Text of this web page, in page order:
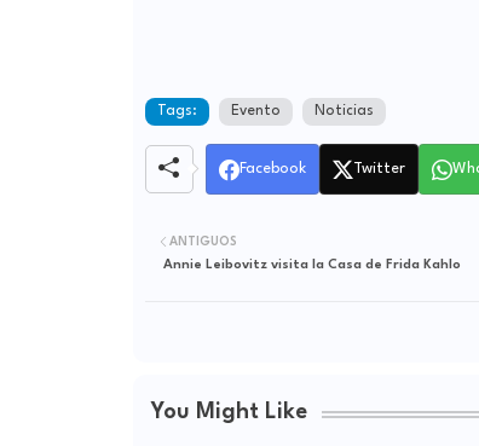
Tags: Evento Noticias
Facebook Twitter
ANTIGUOS
Annie Leibovitz visita la Casa de Frida Kahlo
You Might Like